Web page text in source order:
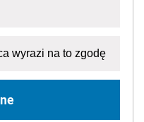
wyrazi na to zgodę